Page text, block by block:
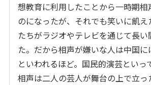
想教育に利用したことから一時期相
のになったが、それでも笑いに飢え
たちがラジオやテレビを通じて長い
た。だから相声が嫌いな人は中国
といわれるほど。国民的演芸といっ
相声は二人の芸人が舞台の上で立っ